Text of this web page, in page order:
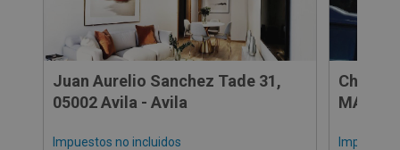
Juan Aurelio Sanchez Tade 31,
05002 Avila - Avila
Impuestos no incluidos
Chalet